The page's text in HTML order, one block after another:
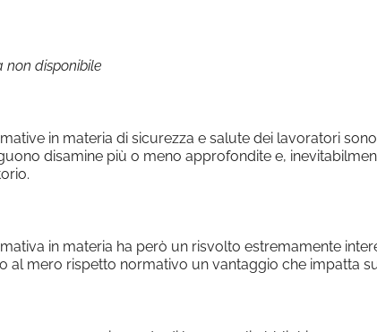
non disponibile
in materia di sicurezza e salute dei lavoratori
disamine più o meno approfondite e,
in materia ha però un risvolto estremamente
al mero rispetto normativo un vantaggio che impatta